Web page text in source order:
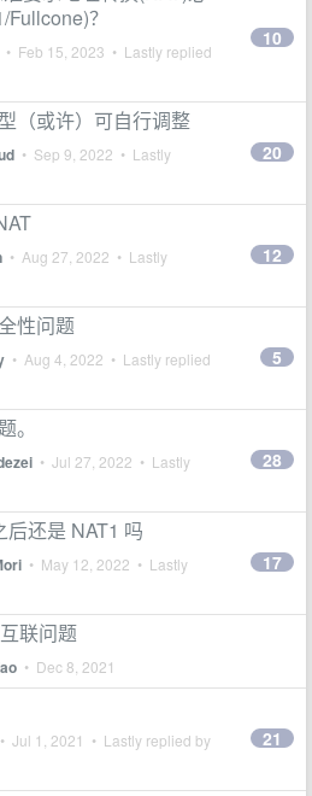
？
• Feb 15, 2023 • Lastly replied
10
（或许）可自行调整
• Sep 9, 2022 • Lastly
20
• Aug 27, 2022 • Lastly
12
性问题
• Aug 4, 2022 • Lastly replied
5
。
• Jul 27, 2022 • Lastly
28
还是 NAT1 吗
• May 12, 2022 • Lastly
17
联问题
• Dec 8, 2021
• Jul 1, 2021 • Lastly replied by 21